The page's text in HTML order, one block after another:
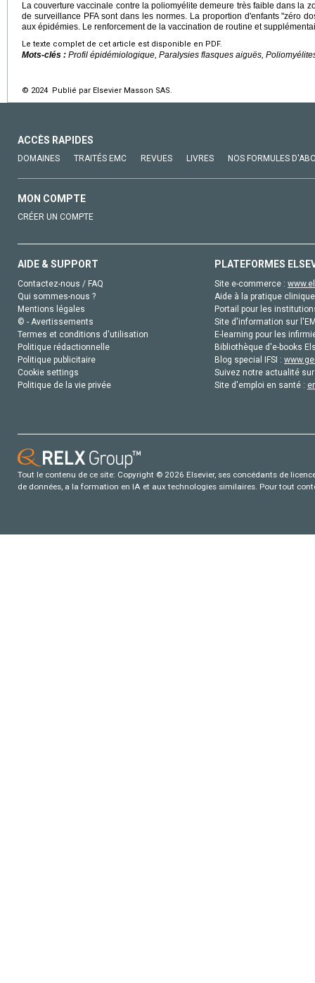
La couverture vaccinale contre la poliomyélite demeure très faible dans la
de surveillance PFA sont dans les normes. La proportion d'enfants "zéro
aux épidémies. Le renforcement de la vaccination de routine et
Le texte complet de cet article est disponible en PDF.
Mots-clés : Profil épidémiologique, Paralysies flasques aiguës,
© 2024 Publié par Elsevier Masson SAS.
ACCÈS RAPIDES
DOMAINES TRAITÉS EMC REVUES LIVRES NOS FORMULES
MON COMPTE
CRÉER UN COMPTE
AIDE & SUPPORT
Contactez-nous / FAQ
Qui sommes-nous ?
Mentions légales
© - Avertissements
Termes et conditions d'utilisation
Politique rédactionnelle
Politique publicitaire
Cookie settings
Politique de la vie privée
PLATEFORMES
Site e-commerce :
Aide à la pratique
Portail pour les
Site d'information sur
E-learning pour les
Bibliothèque d'e-books
Blog special IFSI :
Suivez notre actualité
Site d'emploi en santé :
Tout le contenu de ce site: Copyright © 2026 Elsevier, ses concédants de
de données, a la formation en IA et aux technologies similaires. Pour tout